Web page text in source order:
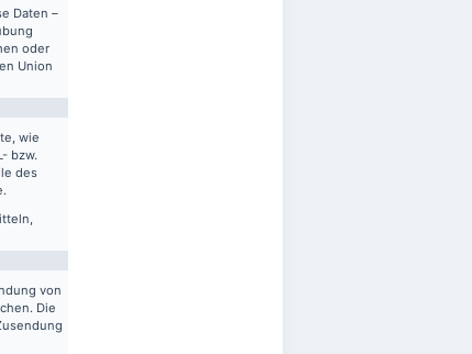
Daten –
oder
Union
wie
bzw.
des
von
Die